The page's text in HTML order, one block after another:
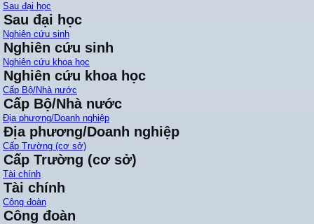
Sau đại học
Sau đại học
Nghiên cứu sinh
Nghiên cứu sinh
Nghiên cứu khoa học
Nghiên cứu khoa học
Cấp Bộ/Nhà nước
Cấp Bộ/Nhà nước
Địa phương/Doanh nghiệp
Địa phương/Doanh nghiệp
Cấp Trường (cơ sở)
Cấp Trường (cơ sở)
Tài chính
Tài chính
Công đoàn
Công đoàn